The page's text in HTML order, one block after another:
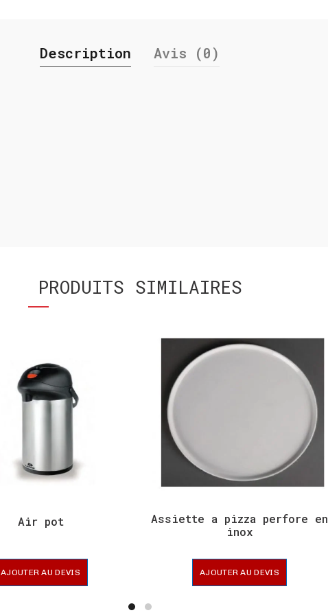
Description Avis (0)
PRODUITS SIMILAIRES
Air pot
AJOUTER AU DEVIS
Assiette a pizza perfore en
inox
AJOUTER AU DEVIS